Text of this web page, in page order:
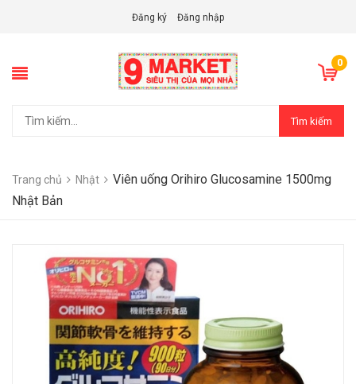
Đăng ký Đăng nhập
0
Tìm kiếm
Trang chủ Nhật
Viên uống Orihiro Glucosamine 1500mg
Nhật Bản